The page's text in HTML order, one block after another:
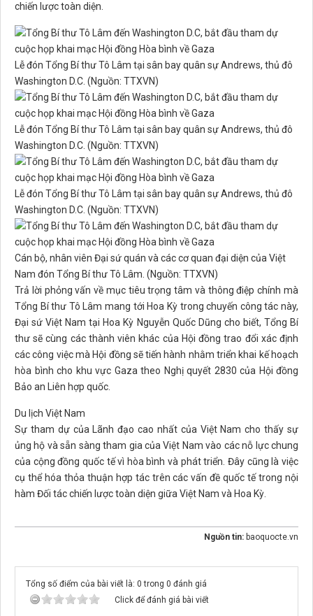
chiến lược toàn diện.
Lễ đón Tổng Bí thư Tô Lâm tại sân bay quân sự Andrews, thủ đô
Washington D.C. (Nguồn: TTXVN)
Lễ đón Tổng Bí thư Tô Lâm tại sân bay quân sự Andrews, thủ đô
Washington D.C. (Nguồn: TTXVN)
Lễ đón Tổng Bí thư Tô Lâm tại sân bay quân sự Andrews, thủ đô
Washington D.C. (Nguồn: TTXVN)
Cán bộ, nhân viên Đại sứ quán và các cơ quan đại diện của Việt
Nam đón Tổng Bí thư Tô Lâm. (Nguồn: TTXVN)
Trả lời phỏng vấn về mục tiêu trọng tâm và thông điệp chính mà
Tổng Bí thư Tô Lâm mang tới Hoa Kỳ trong chuyến công tác này,
Đại sứ Việt Nam tại Hoa Kỳ Nguyễn Quốc Dũng cho biết, Tổng Bí
thư sẽ cùng các thành viên khác của Hội đồng trao đổi xác định
các công việc mà Hội đồng sẽ tiến hành nhằm triển khai kế hoạch
hòa bình cho khu vực Gaza theo Nghị quyết 2830 của Hội đồng
Bảo an Liên hợp quốc.
Du lịch Việt Nam
Sự tham dự của Lãnh đạo cao nhất của Việt Nam cho thấy sự
ủng hộ và sẵn sàng tham gia của Việt Nam vào các nỗ lực chung
của cộng đồng quốc tế vì hòa bình và phát triển. Đây cũng là việc
cụ thể hóa thỏa thuận hợp tác trên các vấn đề quốc tế trong nội
hàm Đối tác chiến lược toàn diện giữa Việt Nam và Hoa Kỳ.
Nguồn tin: baoquocte.vn
Tổng số điểm của bài viết là: 0 trong 0 đánh giá
Click để đánh giá bài viết